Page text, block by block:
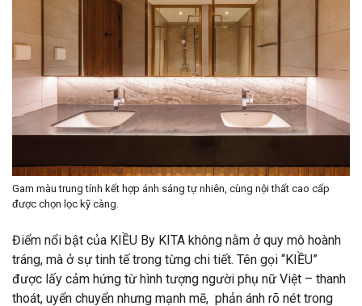
Gam màu trung tính kết hợp ánh sáng tự nhiên, cùng nội thất cao cấp
được chọn lọc kỹ càng.
Điểm nổi bật của KIỀU By KITA không nằm ở quy mô hoành
tráng, mà ở sự tinh tế trong từng chi tiết. Tên gọi “KIỀU”
được lấy cảm hứng từ hình tượng người phụ nữ Việt – thanh
thoát, uyển chuyển nhưng mạnh mẽ, phản ánh rõ nét trong